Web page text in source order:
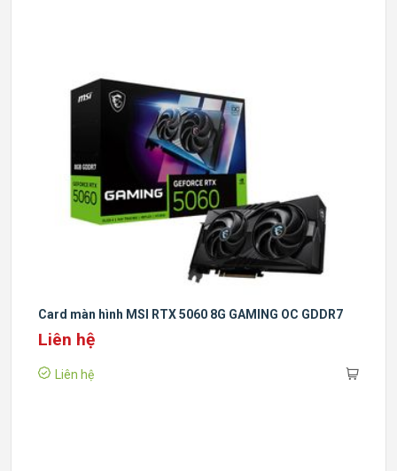
Card màn hình MSI RTX 5060 8G GAMING OC GDDR7
Liên hệ
Liên hệ